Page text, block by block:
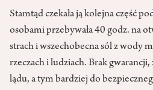
Stamtąd czekała ją kolejna część
osobami przebywała 40 godz. na
strach i wszechobecna sól z wody
rzeczach i ludziach. Brak
lądu, a tym bardziej do